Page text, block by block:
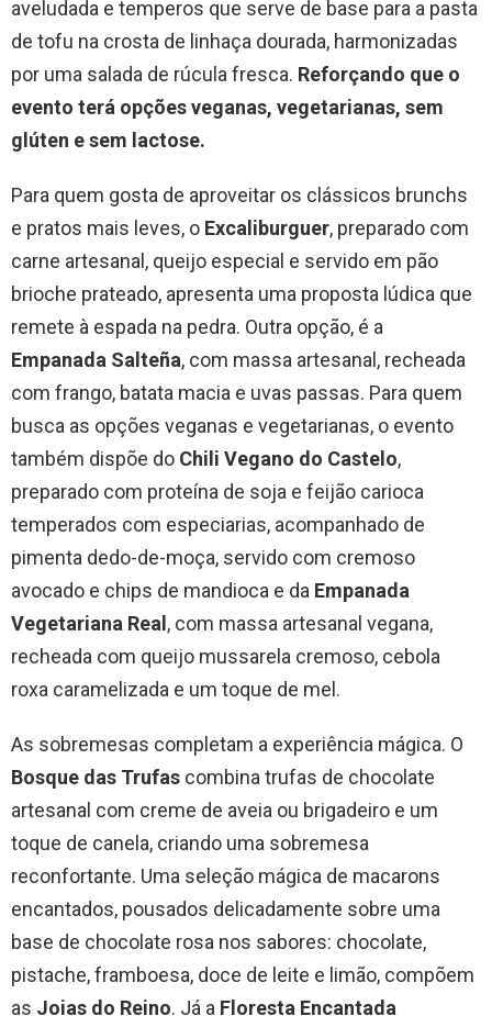
aveludada e temperos que serve de base para a pasta
de tofu na crosta de linhaça dourada, harmonizadas
por uma salada de rúcula fresca. Reforçando que o
evento terá opções veganas, vegetarianas, sem
glúten e sem lactose.
Para quem gosta de aproveitar os clássicos brunchs
e pratos mais leves, o Excaliburguer, preparado com
carne artesanal, queijo especial e servido em pão
brioche prateado, apresenta uma proposta lúdica que
remete à espada na pedra. Outra opção, é a
Empanada Salteña, com massa artesanal, recheada
com frango, batata macia e uvas passas. Para quem
busca as opções veganas e vegetarianas, o evento
também dispõe do Chili Vegano do Castelo,
preparado com proteína de soja e feijão carioca
temperados com especiarias, acompanhado de
pimenta dedo-de-moça, servido com cremoso
avocado e chips de mandioca e da Empanada
Vegetariana Real , com massa artesanal vegana,
recheada com queijo mussarela cremoso, cebola
roxa caramelizada e um toque de mel.
As sobremesas completam a experiência mágica. O
Bosque das Trufas combina trufas de chocolate
artesanal com creme de aveia ou brigadeiro e um
toque de canela, criando uma sobremesa
reconfortante. Uma seleção mágica de macarons
encantados, pousados delicadamente sobre uma
base de chocolate rosa nos sabores: chocolate,
pistache, framboesa, doce de leite e limão, compõem
as Joias do Reino. Já a Floresta Encantada